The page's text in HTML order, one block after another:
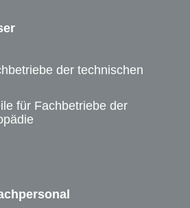
der technischen
für Fachbetriebe der